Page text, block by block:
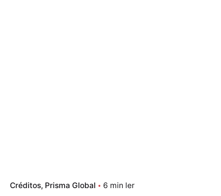
Créditos Prisma Global 6 min ler